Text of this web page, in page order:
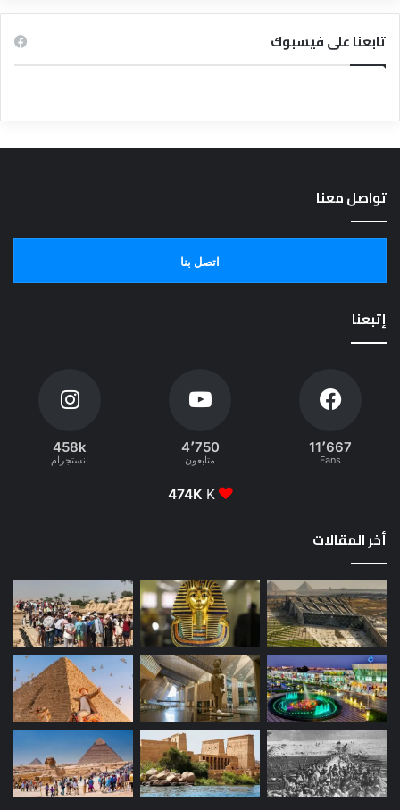
تابعنا على فيسبوك
تواصل معنا
اتصل بنا
إتبعنا
11٬667
Fans
4٬750
متابعون
458k
انستجرام
474K K
أخر المقالات